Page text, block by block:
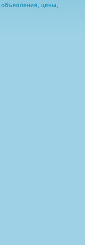
, объявления, цены,